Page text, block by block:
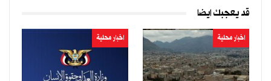
قد يعجبك ايضا
اخبار محلية اخبار محلية